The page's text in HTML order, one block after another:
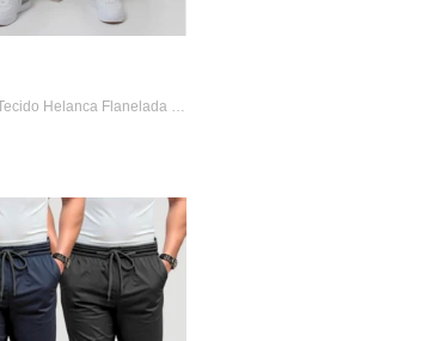
Calça KS Tecido Helanca Flanelada Slim P...